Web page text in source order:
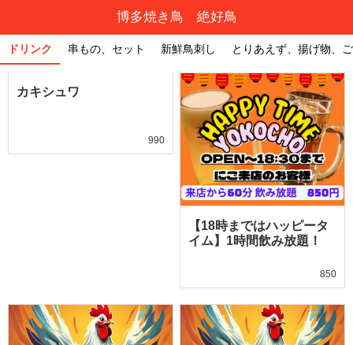
博多焼き鳥 絶好鳥
ドリンク 串もの、セット 新鮮鳥刺し とりあえず、揚げ物、
カキシュワ
990
【18時まではハッピータ
イム】1時間飲み放題！
850